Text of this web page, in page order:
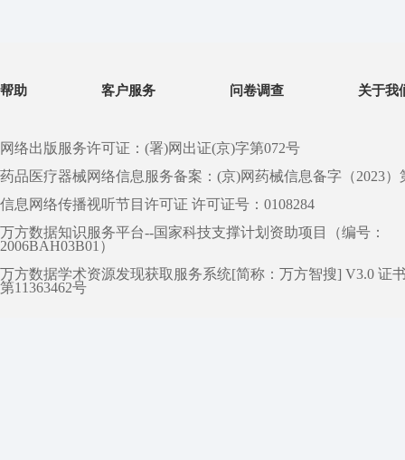
帮助 客户服务 问卷调查 关于我
网络出版服务许可证：(署)网出证(京)字第072号
药品医疗器械网络信息服务备案：(京)网药械信息备字（2023）
信息网络传播视听节目许可证 许可证号：0108284
万方数据知识服务平台--国家科技支撑计划资助项目（编号：
2006BAH03B01）
万方数据学术资源发现获取服务系统[简称：万方智搜] V3.0 证
第11363462号